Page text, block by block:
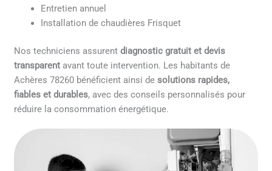
Entretien annuel
Installation de chaudières Frisquet
Nos techniciens assurentdiagnostic gratuit et devis
transparent avant toute intervention. Les habitants de
Achères 78260 bénéficient ainsi desolutions rapides,
fiables et durables, avec des conseils personnalisés pour
réduire la consommation énergétique.